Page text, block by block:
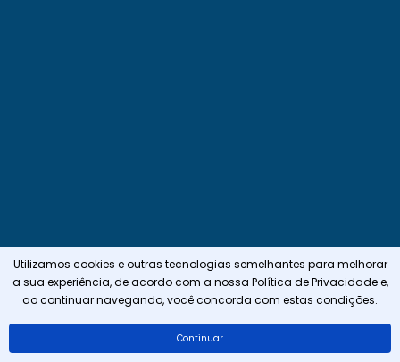
Utilizamos cookies e outras tecnologias semelhantes para melhorar
a sua experiência, de acordo com a nossa Política de Privacidadee,
ao continuar navegando, você concorda com estas condições.
Continuar